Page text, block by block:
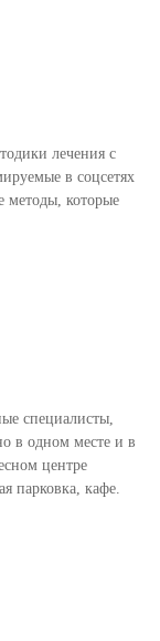
лечения с
в соцсетях
методы, которые
специалисты,
в одном месте и в
центре
парковка, кафе.